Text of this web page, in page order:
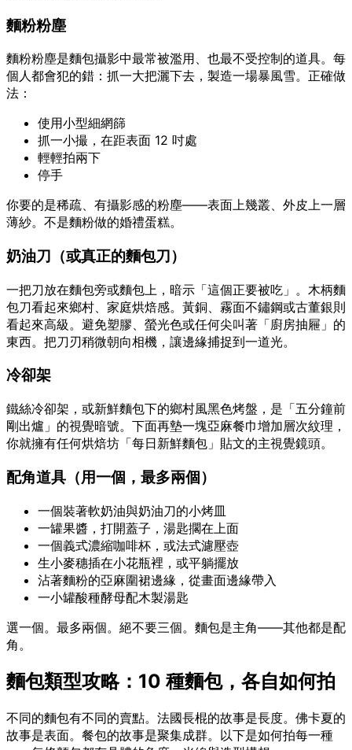
麵粉粉塵
麵粉粉塵是麵包攝影中最常被濫用、也最不受控制的道具。每
個人都會犯的錯：抓一大把灑下去，製造一場暴風雪。正確做
法：
使用小型細網篩
抓一小撮，在距表面 12 吋處
輕輕拍兩下
停手
你要的是稀疏、有攝影感的粉塵——表面上幾叢、外皮上一層
薄紗。不是麵粉做的婚禮蛋糕。
奶油刀（或真正的麵包刀）
一把刀放在麵包旁或麵包上，暗示「這個正要被吃」。木柄麵
包刀看起來鄉村、家庭烘焙感。黃銅、霧面不鏽鋼或古董銀則
看起來高級。避免塑膠、螢光色或任何尖叫著「廚房抽屜」的
東西。把刀刃稍微朝向相機，讓邊緣捕捉到一道光。
冷卻架
鐵絲冷卻架，或新鮮麵包下的鄉村風黑色烤盤，是「五分鐘前
剛出爐」的視覺暗號。下面再墊一塊亞麻餐巾增加層次紋理，
你就擁有任何烘焙坊「每日新鮮麵包」貼文的主視覺鏡頭。
配角道具（用一個，最多兩個）
一個裝著軟奶油與奶油刀的小烤皿
一罐果醬，打開蓋子，湯匙擱在上面
一個義式濃縮咖啡杯，或法式濾壓壺
生小麥穗插在小花瓶裡，或平躺擺放
沾著麵粉的亞麻圍裙邊緣，從畫面邊緣帶入
一小罐酸種酵母配木製湯匙
選一個。最多兩個。絕不要三個。麵包是主角——其他都是配
角。
麵包類型攻略：10 種麵包，各自如何拍
不同的麵包有不同的賣點。法國長棍的故事是長度。佛卡夏的
故事是表面。餐包的故事是聚集成群。以下是如何拍每一種